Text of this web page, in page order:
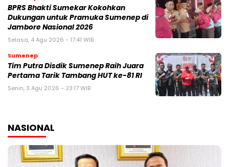
BPRS Bhakti Sumekar Kokohkan
Dukungan untuk Pramuka Sumenep di
Jambore Nasional 2026
Selasa, 4 Agu 2026 - 17:41 WIB
Sumenep
Tim Putra Disdik Sumenep Raih Juara
Pertama Tarik Tambang HUT ke-81 RI
Senin, 3 Agu 2026 - 23:17 WIB
NASIONAL